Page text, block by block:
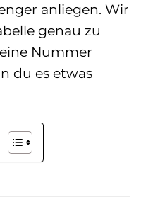
anliegen. Wir
genau zu
Nummer
du es etwas